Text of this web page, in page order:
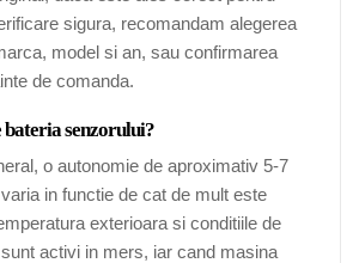
sigura, recomandam alegerea
model si an, sau confirmarea
de comanda.
bateria senzorului?
o autonomie de aproximativ 5-7
in functie de cat de mult este
exterioara si conditiile de
activi in mers, iar cand masina